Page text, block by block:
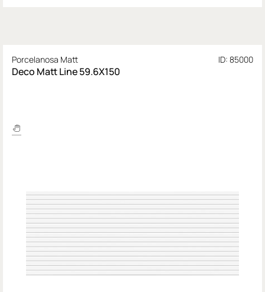
Porcelanosa Matt ID: 85000
Deco Matt Line 59.6X150